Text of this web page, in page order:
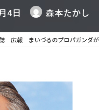
4日 森本たかし
広報 まいづるのプロパガンダが